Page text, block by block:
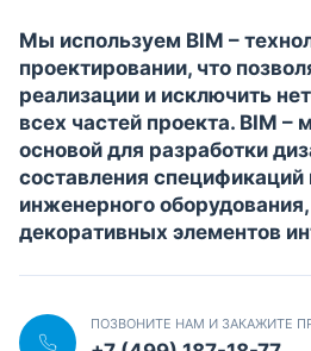
Мы используем BIM –
проектировании, что
реализации и исключить
всех частей проекта. BIM –
основой для разработки
составления спецификаций
инженерного
декоративных элементов
ПОЗВОНИТЕ НАМ И ЗАКАЖИТЕ